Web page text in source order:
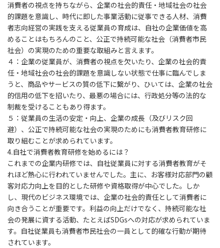
消費者の視点を持ちながら、企業の社会的責任・地域社会の社会
的課題を意識し、時代に即した事業活動に従事できる人材、消費
者志向経営の実践を支える従業員の育成は、自社の企業価値を高
めることはもちろんのこと、公正で持続可能な社会（消費者市民
社会）の実現のための重要な取組みと言えます。
４：企業の従業員が、消費者の視点を欠いたり、企業の社会的責
任・地域社会の社会的課題を意識しない状態で仕事に臨んでしま
うと、商品やサービスの質の低下に繋がり、ひいては、企業の社会
的信用の低下を招いたり、最悪の場合には、行政処分等の法的な
制裁を受けることもあり得ます。
５：従業員の生活の安定・向上、企業の成長（及びリスク回
避）、公正で持続可能な社会の実現のためにも消費者教育研修に
取り組むことが求められています。
4.自社で消費者教育研修を始めるには？
これまでの企業内研修では、自社従業員に対する消費者教育がそ
れほど熱心に行われていませんでした。主に、お客様対応部門の顧
客対応力向上を目的とした研修や資格取得が中心でした。しか
し、現代のビジネス環境では、企業の社会的責任として消費者に
向き合うことが重要です。利益の向上だけでなく、持続可能な社
会の発展に資する活動、たとえばSDGsへの対応が求められていま
す。自社従業員も消費者市民社会の一員として的確な行動が期待
されています。